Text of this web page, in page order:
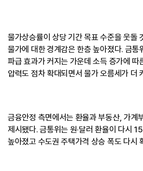
물가상승률이 상당 기간 목표 수준을 웃돌
물가에 대한 경계감은 한층 높아졌다. 금통
파급 효과가 커지는 가운데 소득 증가에 따
압력도 점차 확대되면서 물가 오름세가 더
금융안정 측면에서는 환율과 부동산, 가계
제시됐다. 금통위는 원·달러 환율이 다시
높아졌고 수도권 주택가격 상승 폭도 다시